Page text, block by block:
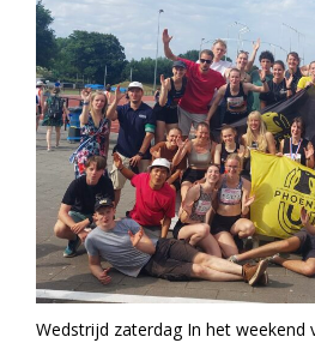
Wedstrijd zaterdag In het weekend